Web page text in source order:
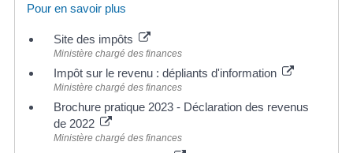
Pour en savoir plus
Site des impôts
Ministère chargé des finances
Impôt sur le revenu : dépliants d'information
Ministère chargé des finances
Brochure pratique 2023 - Déclaration des revenus
de 2022
Ministère chargé des finances